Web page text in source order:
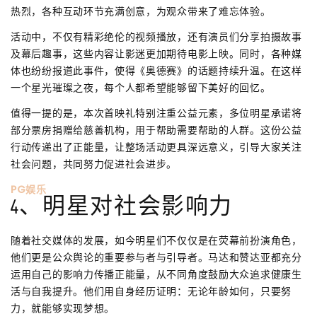
热烈，各种互动环节充满创意，为观众带来了难忘体验。
活动中，不仅有精彩绝伦的视频播放，还有演员们分享拍摄故事
及幕后趣事，这些内容让影迷更加期待电影上映。同时，各种媒
体也纷纷报道此事件，使得《奥德赛》的话题持续升温。在这样
一个星光璀璨之夜，每个人都希望能够留下美好的回忆。
值得一提的是，本次首映礼特别注重公益元素，多位明星承诺将
部分票房捐赠给慈善机构，用于帮助需要帮助的人群。这份公益
行动传递出了正能量，让整场活动更具深远意义，引导大家关注
社会问题，共同努力促进社会进步。
PG娱乐
4、明星对社会影响力
随着社交媒体的发展，如今明星们不仅仅是在荧幕前扮演角色，
他们更是公众舆论的重要参与者与引导者。马达和赞达亚都充分
运用自己的影响力传播正能量，从不同角度鼓励大众追求健康生
活与自我提升。他们用自身经历证明：无论年龄如何，只要努
力，就能够实现梦想。